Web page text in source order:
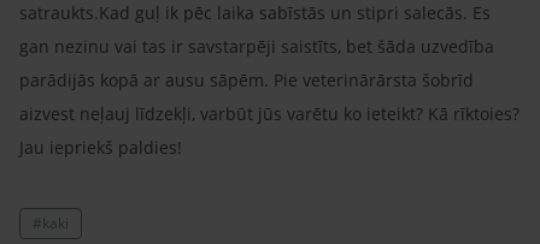
satraukts.Kad guļ ik pēc laika sabīstās un stipri salecās. Es
gan nezinu vai tas ir savstarpēji saistīts, bet šāda uzvedība
parādijās kopā ar ausu sāpēm. Pie veterinārārsta šobrīd
aizvest neļauj līdzekļi, varbūt jūs varētu ko ieteikt? Kā rīktoies?
Jau iepriekš paldies!
#kaki